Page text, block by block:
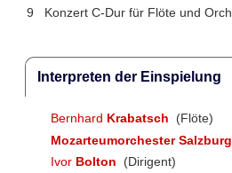
9
Konzert C-Dur für Flöte und
Interpreten der Einspielung
Bernhard Krabatsch
(Flöte)
Mozarteumorchester Salzburg
Ivor Bolton (Dirigent)